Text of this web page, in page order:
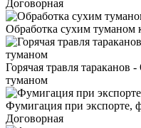
Договорная
Обработка сухим туманом
Горячая травля тараканов
туманом
Фумигация при экспорте,
Договорная